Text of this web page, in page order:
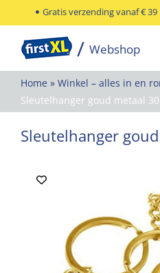
naar
inhoud
Gratis verzending vanaf € 39
Home » Winkel – alles in en
Sleutelhanger goud metaal
Sleutelhanger